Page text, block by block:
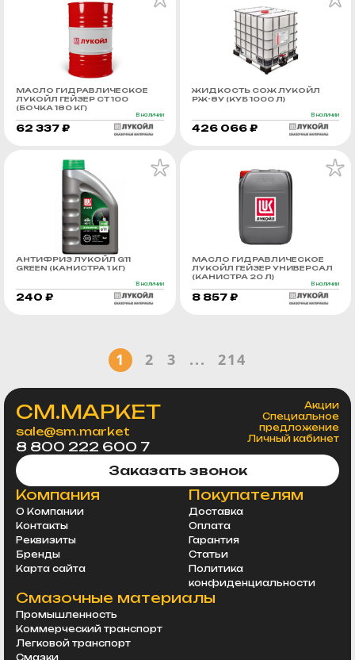
МАСЛО ГИДРАВЛИЧЕСКОЕ
ЛУКОЙЛ ГЕЙЗЕР СТ 100
(БОЧКА 180 КГ)
В наличии
62 337 ₽
ЖИДКОСТЬ СОЖ ЛУКОЙЛ
РЖ-8У (КУБ 1000 Л)
В наличии
426 066 ₽
АНТИФРИЗ ЛУКОЙЛ G11
GREEN (КАНИСТРА 1 КГ)
В наличии
240 ₽
МАСЛО ГИДРАВЛИЧЕСКОЕ
ЛУКОЙЛ ГЕЙЗЕР УНИВЕРСАЛ
(КАНИСТРА 20 Л)
В наличии
8 857 ₽
1 2 3 ... 214
СМ.МАРКЕТ
sale@sm.market
8 800 222 600 7
Акции
Специальное
предложение
Личный кабинет
Заказать звонок
Компания
О Компании
Контакты
Реквизиты
Бренды
Карта сайта
Покупателям
Доставка
Оплата
Гарантия
Статьи
Политика
конфиденциальности
Смазочные материалы
Промышленность
Коммерческий транспорт
Легковой транспорт
Смазки